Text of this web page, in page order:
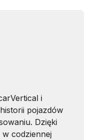
i
pojazdów
Dzięki
w codziennej